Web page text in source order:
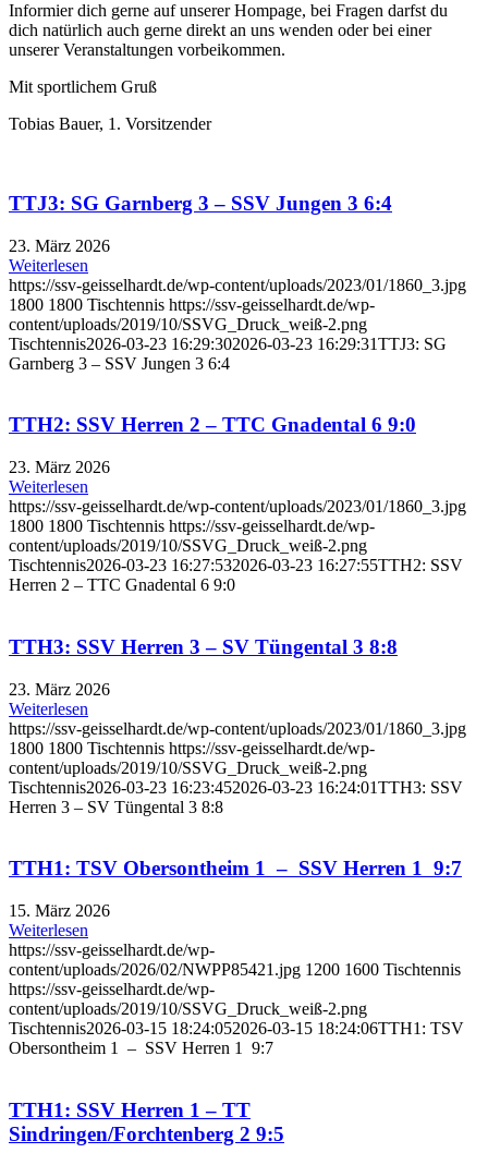
Informier dich gerne auf unserer Hompage, bei Fragen darfst du
dich natürlich auch gerne direkt an uns wenden oder bei einer
unserer Veranstaltungen vorbeikommen.
Mit sportlichem Gruß
Tobias Bauer, 1. Vorsitzender
TTJ3: SG Garnberg 3 – SSV Jungen 3 6:4
23. März 2026
Weiterlesen
https://ssv-geisselhardt.de/wp-content/uploads/2023/01/1860_3.jpg
1800 1800 Tischtennis https://ssv-geisselhardt.de/wp-
content/uploads/2019/10/SSVG_Druck_weiß-2.png
Tischtennis2026-03-23 16:29:302026-03-23 16:29:31TTJ3: SG
Garnberg 3 – SSV Jungen 3 6:4
TTH2: SSV Herren 2 – TTC Gnadental 6 9:0
23. März 2026
Weiterlesen
https://ssv-geisselhardt.de/wp-content/uploads/2023/01/1860_3.jpg
1800 1800 Tischtennis https://ssv-geisselhardt.de/wp-
content/uploads/2019/10/SSVG_Druck_weiß-2.png
Tischtennis2026-03-23 16:27:532026-03-23 16:27:55TTH2: SSV
Herren 2 – TTC Gnadental 6 9:0
TTH3: SSV Herren 3 – SV Tüngental 3 8:8
23. März 2026
Weiterlesen
https://ssv-geisselhardt.de/wp-content/uploads/2023/01/1860_3.jpg
1800 1800 Tischtennis https://ssv-geisselhardt.de/wp-
content/uploads/2019/10/SSVG_Druck_weiß-2.png
Tischtennis2026-03-23 16:23:452026-03-23 16:24:01TTH3: SSV
Herren 3 – SV Tüngental 3 8:8
TTH1: TSV Obersontheim 1 – SSV Herren 1 9:7
15. März 2026
Weiterlesen
https://ssv-geisselhardt.de/wp-
content/uploads/2026/02/NWPP85421.jpg 1200 1600 Tischtennis
https://ssv-geisselhardt.de/wp-
content/uploads/2019/10/SSVG_Druck_weiß-2.png
Tischtennis2026-03-15 18:24:052026-03-15 18:24:06TTH1: TSV
Obersontheim 1 – SSV Herren 1 9:7
TTH1: SSV Herren 1 – TT
Sindringen/Forchtenberg 2 9:5